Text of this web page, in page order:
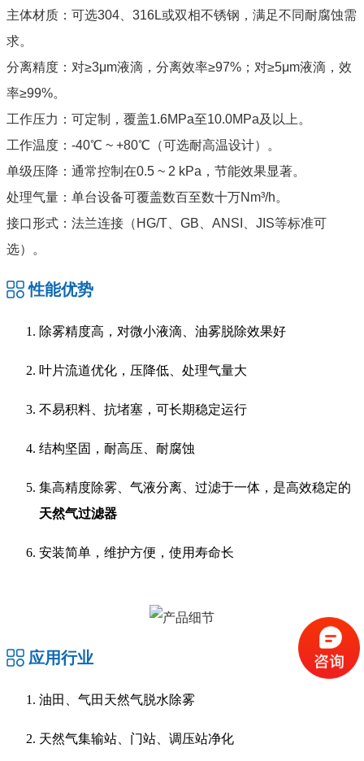
主体材质：可选304、316L或双相不锈钢，满足不同耐腐蚀需
求。
分离精度：对≥3μm液滴，分离效率≥97%；对≥5μm液滴，效
率≥99%。
工作压力：可定制，覆盖1.6MPa至10.0MPa及以上。
工作温度：-40℃ ~ +80℃（可选耐高温设计）。
单级压降：通常控制在0.5 ~ 2 kPa，节能效果显著。
处理气量：单台设备可覆盖数百至数十万Nm³/h。
接口形式：法兰连接（HG/T、GB、ANSI、JIS等标准可
选）。
性能优势
除雾精度高，对微小液滴、油雾脱除效果好
叶片流道优化，压降低、处理气量大
不易积料、抗堵塞，可长期稳定运行
结构坚固，耐高压、耐腐蚀
集高精度除雾、气液分离、过滤于一体，是高效稳定的
天然气过滤器
安装简单，维护方便，使用寿命长
应用行业
油田、气田天然气脱水除雾
天然气集输站、门站、调压站净化